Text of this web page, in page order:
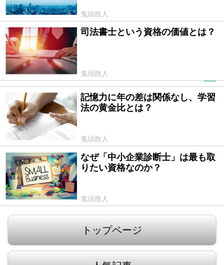
鬼頭政人
2016/11/27 司法書士という資格の価値とは？
鬼頭政人
2016/10/25
記憶力に年の差は関係なし、学習
法の黄金比とは？
鬼頭政人
2016/09/30
なぜ「中小企業診断士」は最も取
りたい資格なのか？
鬼頭政人
トップページ